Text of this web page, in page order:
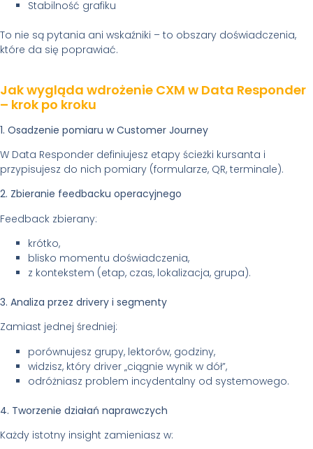
Stabilność grafiku
To nie są pytania ani wskaźniki – to obszary doświadczenia,
które da się poprawiać.
Jak wygląda wdrożenie CXM w Data Responder
– krok po kroku
1. Osadzenie pomiaru w Customer Journey
W Data Responder definiujesz etapy ścieżki kursanta i
przypisujesz do nich pomiary (formularze, QR, terminale).
2. Zbieranie feedbacku operacyjnego
Feedback zbierany:
krótko,
blisko momentu doświadczenia,
z kontekstem (etap, czas, lokalizacja, grupa).
3. Analiza przez drivery i segmenty
Zamiast jednej średniej:
porównujesz grupy, lektorów, godziny,
widzisz, który driver „ciągnie wynik w dół”,
odróżniasz problem incydentalny od systemowego.
4. Tworzenie działań naprawczych
Każdy istotny insight zamieniasz w: